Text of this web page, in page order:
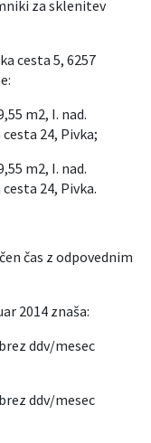
za sklenitev
cesta 5, 6257
m2, I. nad.
24, Pivka;
m2, I. nad.
24, Pivka.
čas z odpovednim
2014 znaša:
ddv/mesec
ddv/mesec